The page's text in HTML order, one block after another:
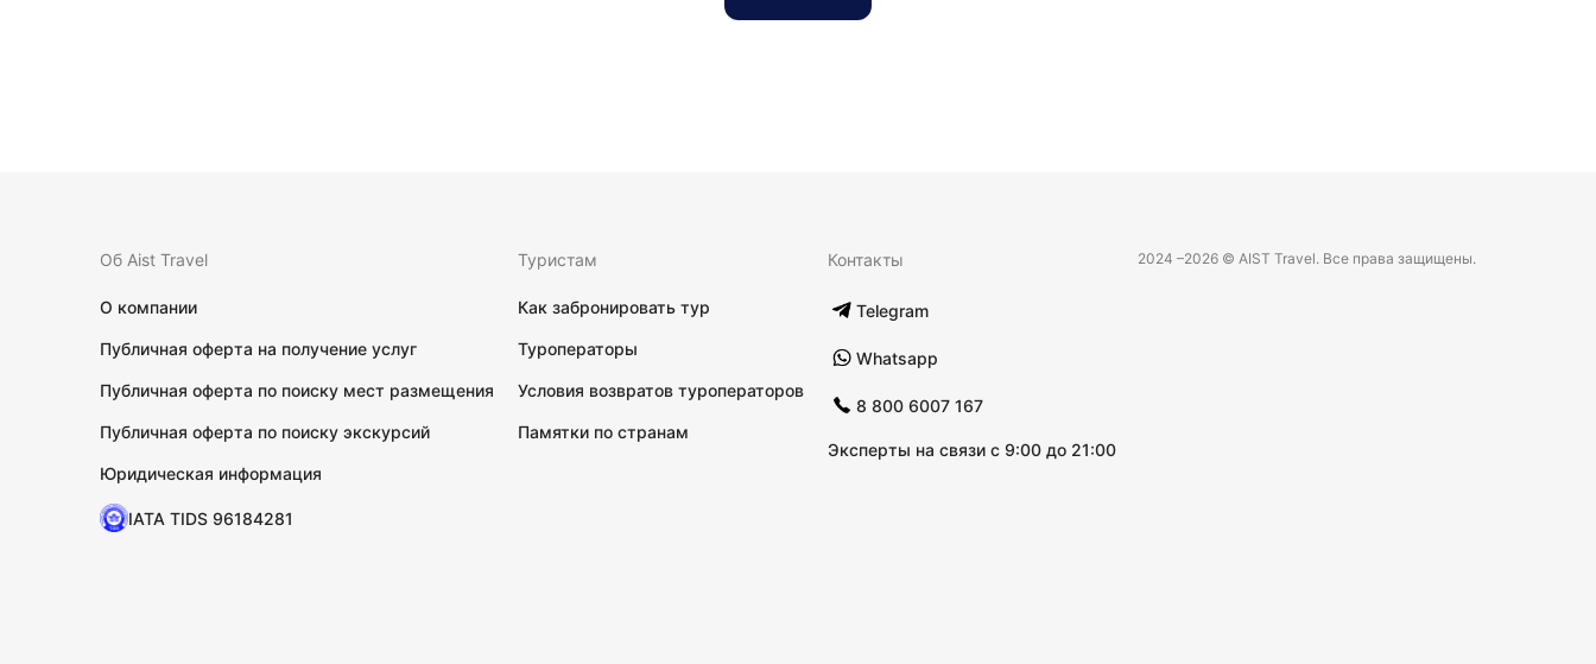
Об Aist Travel
О компании
Публичная оферта на получение услуг
Публичная оферта по поиску мест размещения
Публичная оферта по поиску экскурсий
Юридическая информация
IATA TIDS 96184281
Туристам
Как забронировать тур
Туроператоры
Условия возвратов туроператоров
Памятки по странам
Контакты
Telegram
Whatsapp
8 800 6007 167
Эксперты на связи с 9:00 до 21:00
2024 –2026 © AIST Travel. Все права защищены.